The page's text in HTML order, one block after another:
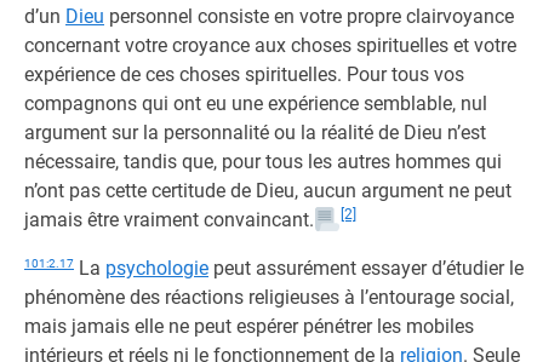
d’un Dieu personnel consiste en votre propre clairvoyance
concernant votre croyance aux choses spirituelles et votre
expérience de ces choses spirituelles. Pour tous vos
compagnons qui ont eu une expérience semblable, nul
argument sur la personnalité ou la réalité de Dieu n’est
nécessaire, tandis que, pour tous les autres hommes qui
n’ont pas cette certitude de Dieu, aucun argument ne peut
jamais être vraiment convaincant.
[2]
101:2.17 La psychologie peut assurément essayer d’étudier le
phénomène des réactions religieuses à l’entourage social,
mais jamais elle ne peut espérer pénétrer les mobiles
intérieurs et réels ni le fonctionnement de la religion. Seule